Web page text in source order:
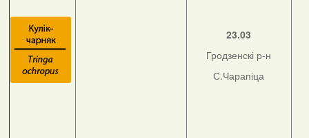
23.03
Гродзенскі р-н
С.Чарапіца